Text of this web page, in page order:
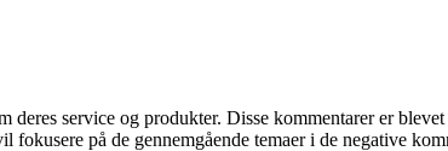
service og produkter. Disse kommentarer er blevet
på de gennemgående temaer i de negative